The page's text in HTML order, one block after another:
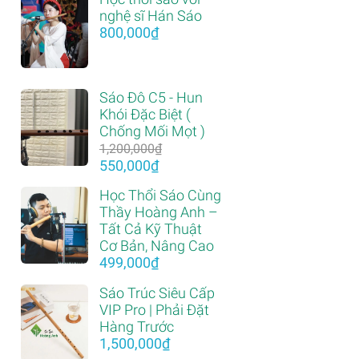
nghệ sĩ Hán Sáo
800,000₫
Sáo Đô C5 - Hun
Khói Đặc Biệt (
Chống Mối Mọt )
1,200,000₫
Giá
là:
1,200,000₫.
550,000₫Giá
tại
là:
550,000₫.
Học Thổi Sáo Cùng
Thầy Hoàng Anh –
Tất Cả Kỹ Thuật
Cơ Bản, Nâng Cao
499,000₫
Sáo Trúc Siêu Cấp
VIP Pro | Phải Đặt
Hàng Trước
1,500,000₫